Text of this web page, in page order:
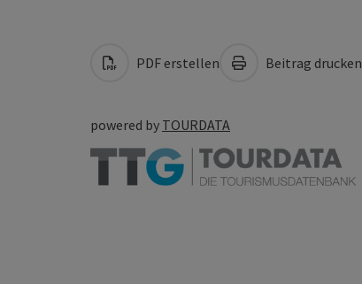
PDF erstellen Beitrag drucken
powered by TOURDATA